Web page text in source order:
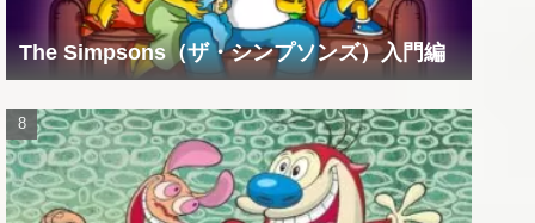
The Simpsons（ザ・シンプソンズ）入門編